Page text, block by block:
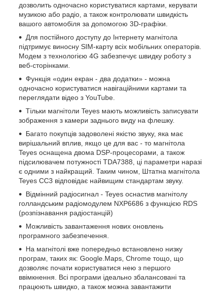
дозволить одночасно користуватися картами, керувати
музикою або радіо, а також контролювати швидкість
вашого автомобіля за допомогою 3D-графіки.
Для постійного доступу до Інтернету магнітола
підтримує виносну SIM-карту всіх мобільних операторів.
Модем з технологією 4G забезпечує швидку роботу з
веб-сторінками.
Функція «один екран - два додатки» - можна
одночасно користуватися навігаційними картами та
переглядати відео з YouTube.
Тільки магнітоли Teyes мають можливість записувати
зображення з камери заднього виду на флешку.
Багато покупців задоволені якістю звуку, яка має
вирішальний вплив, якщо це для вас - то магнітола
Teyes оснащена двома DSP-процесорами, а також
підсилювачем потужності TDA7388, ці параметри наразі
є одними з найкращий. Таким чином, Штатна магнітола
Teyes CC3 відповідає найвищим стандартам звуку.
Відмінний радіосигнал - Teyes оснастив магнітолу
голландським радіомодулем NXP6686 з функцією RDS
(розпізнавання радіостанцій)
Можливість завантаження нових оновлень
програмного забезпечення.
На магнітолі вже попередньо встановлено низку
програм, таких як: Google.Maps, Chrome тощо, що
дозволяє почати користуватися нею з першого
ввімкнення. Всі програми ідеально збалансовані та
працюють швидко, а також можна завантажити